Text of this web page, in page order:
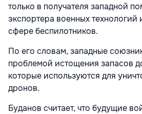
только в получателя западной
экспортера военных технологий
сфере беспилотников.
По его словам, западные
проблемой истощения запасов
которые используются для
дронов.
Буданов считает, что будущие